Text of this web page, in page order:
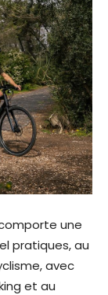
une
pratiques, au
avec
et au